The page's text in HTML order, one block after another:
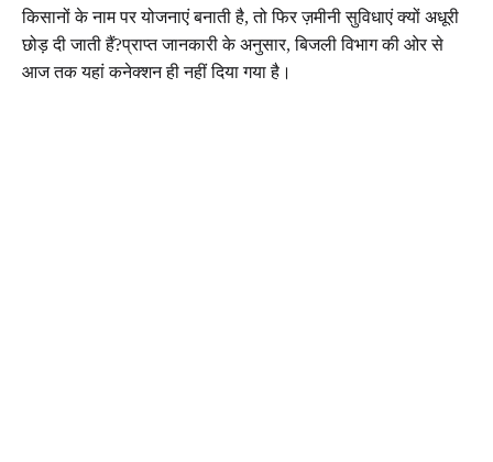
किसानों के नाम पर योजनाएं बनाती है, तो फिर ज़मीनी सुविधाएं क्यों अधूरी
छोड़ दी जाती हैं?प्राप्त जानकारी के अनुसार, बिजली विभाग की ओर से
आज तक यहां कनेक्शन ही नहीं दिया गया है।